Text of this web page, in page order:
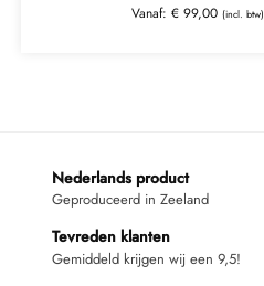
Vanaf: €99,00 (incl. btw)
Nederlands product
Geproduceerd in Zeeland
Tevreden klanten
Gemiddeld krijgen wij een 9,5!